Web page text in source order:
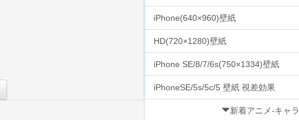
iPhone(640×960)壁紙
HD(720×1280)壁紙
iPhone SE/8/7/6s(750×1334)壁紙
iPhoneSE/5s/5c/5 壁紙 視差効果
新着アニメ-キャラ